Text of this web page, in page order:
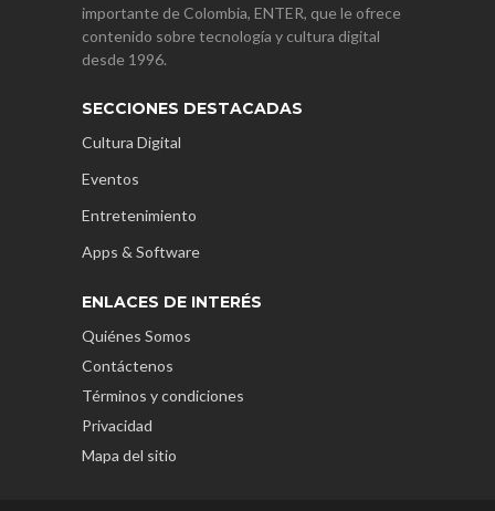
importante de Colombia, ENTER, que le ofrece
contenido sobre tecnología y cultura digital
desde 1996.
SECCIONES DESTACADAS
Cultura Digital
Eventos
Entretenimiento
Apps & Software
ENLACES DE INTERÉS
Quiénes Somos
Contáctenos
Términos y condiciones
Privacidad
Mapa del sitio